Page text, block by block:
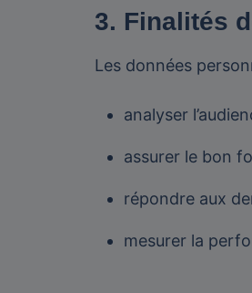
3. Finalités
Les données
analyser
assurer le bon
répondre aux
mesurer la